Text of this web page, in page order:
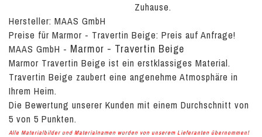
Zuhause.
Hersteller: MAAS GmbH
Preise für Marmor - Travertin Beige: Preis auf Anfrage!
MAAS GmbH - Marmor - Travertin Beige
Marmor Travertin Beige ist ein erstklassiges Material.
Travertin Beige zaubert eine angenehme Atmosphäre in
Ihrem Heim.
Die Bewertung unserer Kunden mit einem Durchschnitt von
5 von 5 Punkten.
Alle Materialbilder und Materialnamen wurden von unserem Lieferanten übernommen!